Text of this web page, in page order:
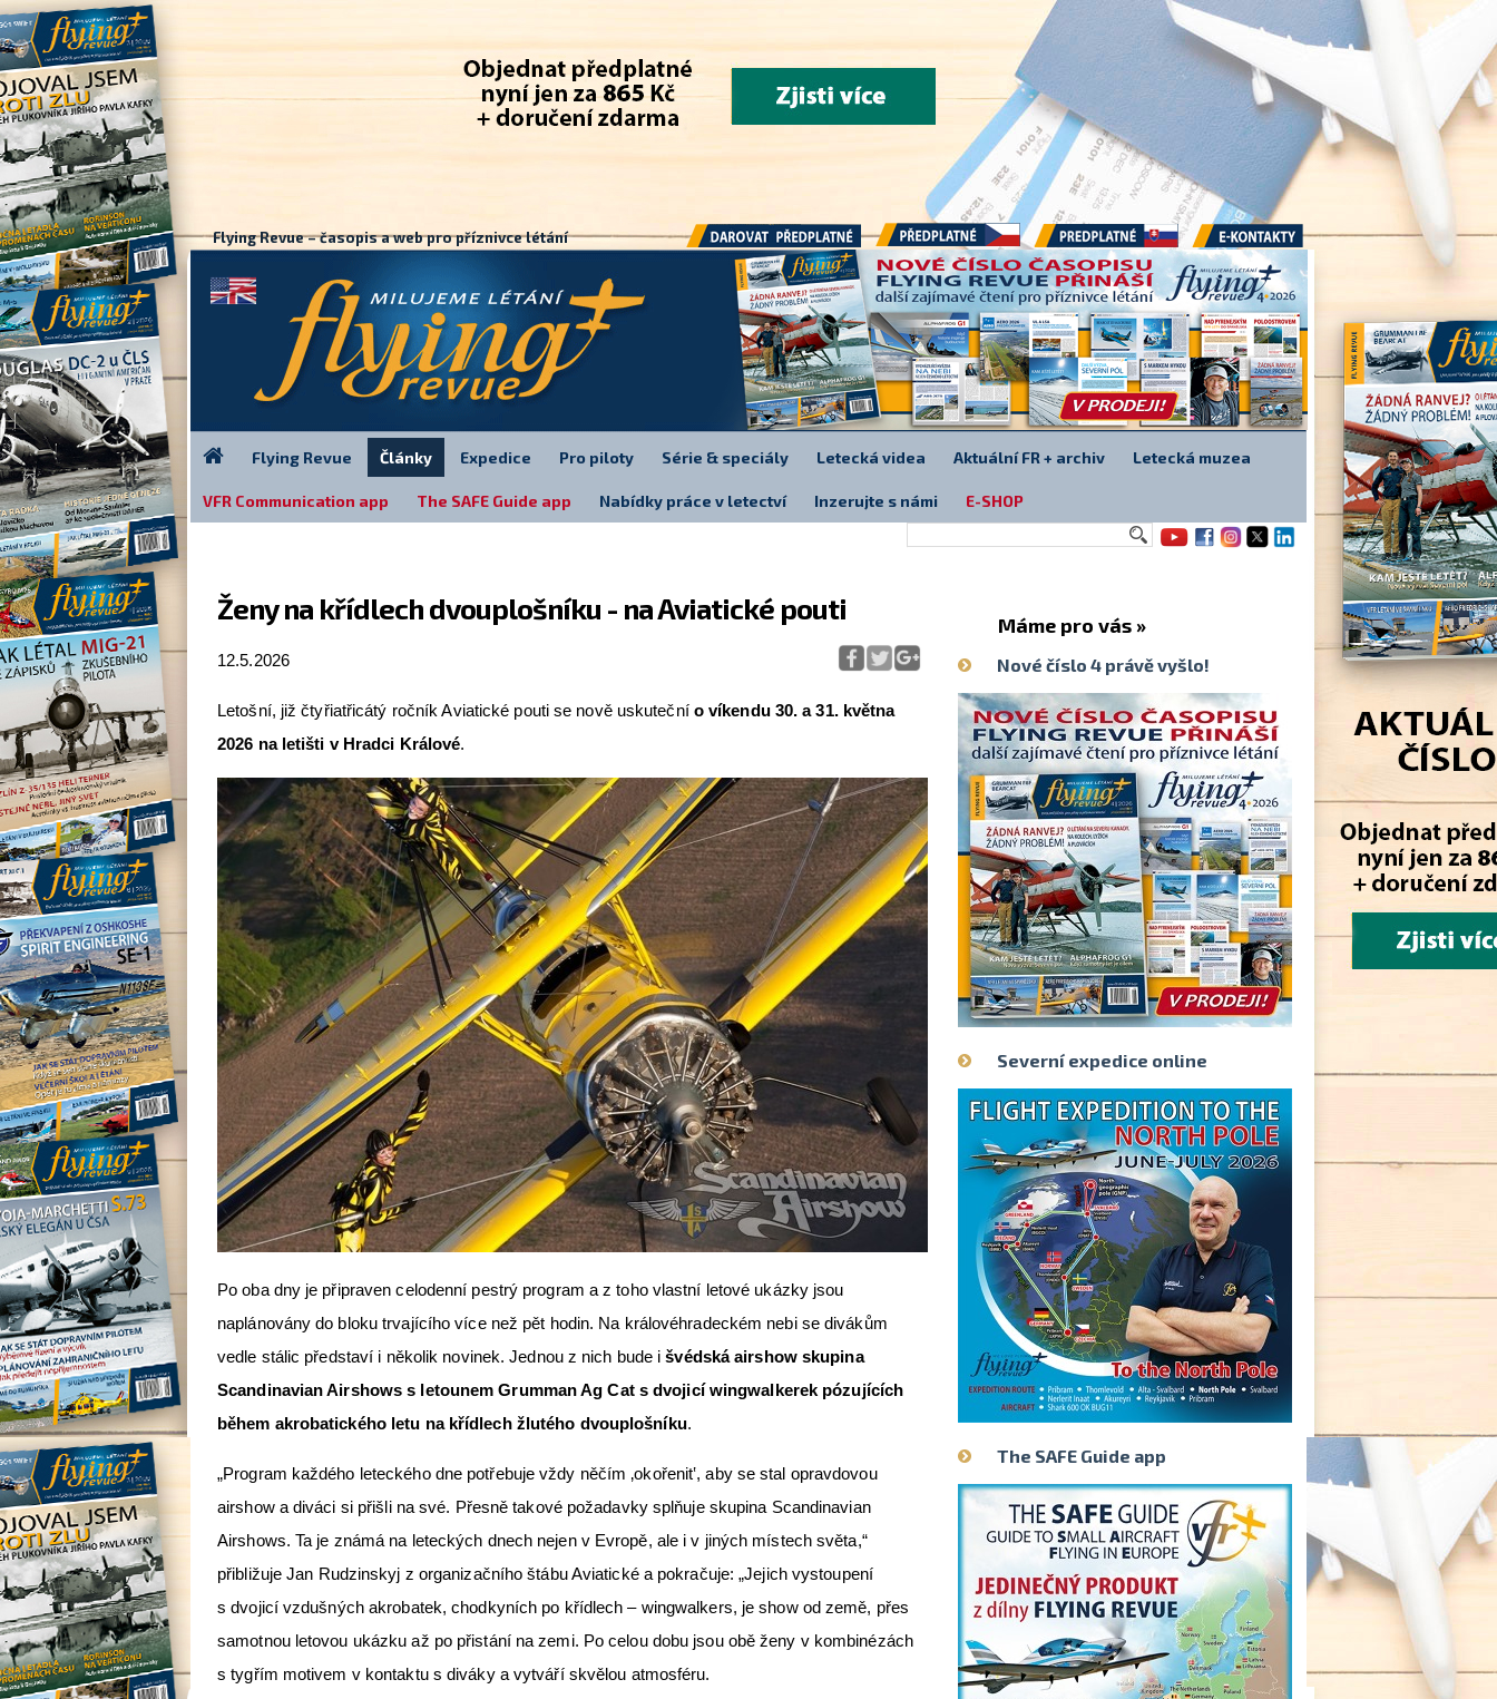
Ženy na křídlech dvouplošníku - na Aviatické pouti
12.5.2026
Letošní, již čtyřiatřicátý ročník Aviatické pouti se nově uskuteční o víkendu 30. a 31. května
2026 na letišti v Hradci Králové.
Po oba dny je připraven celodenní pestrý program a z toho vlastní letové ukázky jsou
naplánovány do bloku trvajícího více než pět hodin. Na královéhradeckém nebi se divákům
vedle stálic představí i několik novinek. Jednou z nich bude išvédská airshow skupina
Scandinavian Airshows s letounem Grumman Ag Cat s dvojicí wingwalkerek pózujících
během akrobatického letu na křídlech žlutého dvouplošníku.
„Program každého leteckého dne potřebuje vždy něčím ‚okořenit‛, aby se stal opravdovou
airshow a diváci si přišli na své. Přesně takové požadavky splňuje skupina Scandinavian
Airshows. Ta je známá na leteckých dnech nejen v Evropě, ale i v jiných místech světa,“
přibližuje Jan Rudzinskyj z organizačního štábu Aviatické a pokračuje: „Jejich vystoupení
s dvojicí vzdušných akrobatek, chodkyních po křídlech – wingwalkers, je show od země, přes
samotnou letovou ukázku až po přistání na zemi. Po celou dobu jsou obě ženy v kombinézách
s tygřím motivem v kontaktu s diváky a vytváří skvělou atmosféru.
Máme pro vás »
Nové číslo 4 právě vyšlo!
Severní expedice online
The SAFE Guide app
Flying Revue – časopis a web pro příznivce létání
Darovat předplatné Předplatné Předplatné E-kontakty
Flying Revue Články Expedice Pro piloty Série & speciály Letecká videa Aktuální FR + archiv Letecká muzea
VFR Communication app The SAFE Guide app Nabídky práce v letectví Inzerujte s námi E-SHOP